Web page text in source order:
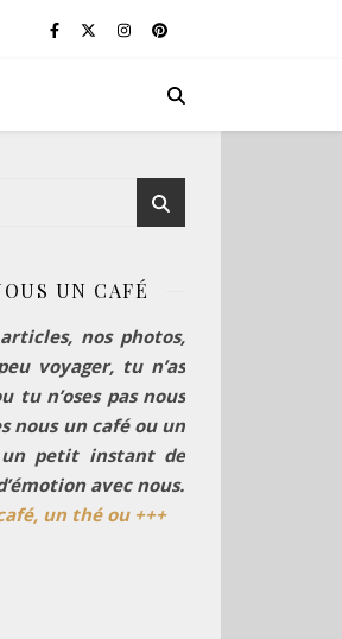
UN CAFÉ
nos photos,
voyager, tu n’as
tu n’oses pas nous
nous un café ou un
un petit instant de
avec nous.
un thé ou +++